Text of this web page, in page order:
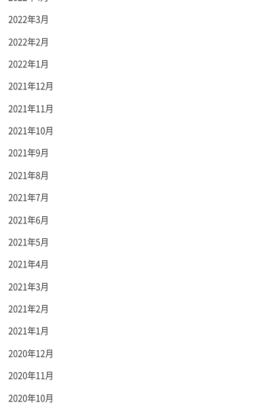
2022年3月
2022年2月
2022年1月
2021年12月
2021年11月
2021年10月
2021年9月
2021年8月
2021年7月
2021年6月
2021年5月
2021年4月
2021年3月
2021年2月
2021年1月
2020年12月
2020年11月
2020年10月